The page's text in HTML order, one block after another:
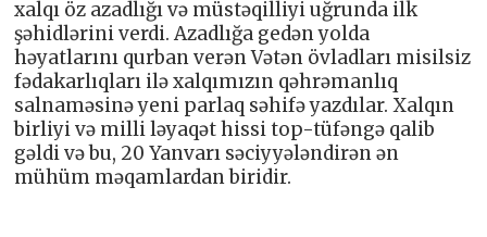
xalqı öz azadlığı və müstəqilliyi uğrunda ilk
şəhidlərini verdi. Azadlığa gedən yolda
həyatlarını qurban verən Vətən övladları misilsiz
fədakarlıqları ilə xalqımızın qəhrəmanlıq
salnaməsinə yeni parlaq səhifə yazdılar. Xalqın
birliyi və milli ləyaqət hissi top-tüfəngə qalib
gəldi və bu, 20 Yanvarı səciyyələndirən ən
mühüm məqamlardan biridir.